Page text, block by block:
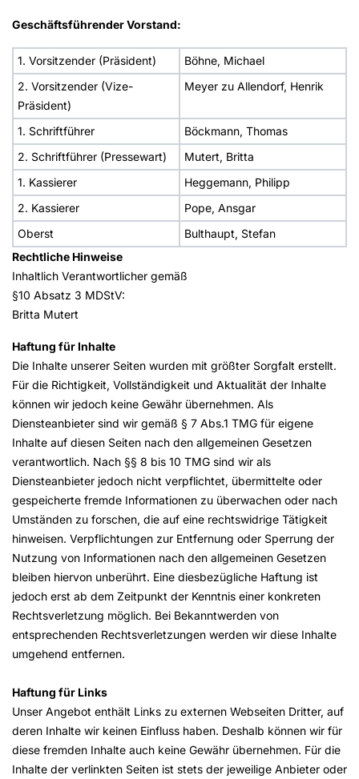
Geschäftsführender Vorstand:
1. Vorsitzender (Präsident)
Böhne, Michael
2. Vorsitzender (Vize-
Präsident)
Meyer zu Allendorf, Henrik
1. Schriftführer
Böckmann, Thomas
2. Schriftführer (Pressewart)
Mutert, Britta
1. Kassierer
Heggemann, Philipp
2. Kassierer
Pope, Ansgar
Oberst
Bulthaupt, Stefan
Rechtliche Hinweise
Inhaltlich Verantwortlicher gemäß
§10 Absatz 3 MDStV:
Britta Mutert
Haftung für Inhalte
Die Inhalte unserer Seiten wurden mit größter Sorgfalt erstellt.
Für die Richtigkeit, Vollständigkeit und Aktualität der Inhalte
können wir jedoch keine Gewähr übernehmen. Als
Diensteanbieter sind wir gemäß § 7 Abs.1 TMG für eigene
Inhalte auf diesen Seiten nach den allgemeinen Gesetzen
verantwortlich. Nach §§ 8 bis 10 TMG sind wir als
Diensteanbieter jedoch nicht verpflichtet, übermittelte oder
gespeicherte fremde Informationen zu überwachen oder nach
Umständen zu forschen, die auf eine rechtswidrige Tätigkeit
hinweisen. Verpflichtungen zur Entfernung oder Sperrung der
Nutzung von Informationen nach den allgemeinen Gesetzen
bleiben hiervon unberührt. Eine diesbezügliche Haftung ist
jedoch erst ab dem Zeitpunkt der Kenntnis einer konkreten
Rechtsverletzung möglich. Bei Bekanntwerden von
entsprechenden Rechtsverletzungen werden wir diese Inhalte
umgehend entfernen.
Haftung für Links
Unser Angebot enthält Links zu externen Webseiten Dritter, auf
deren Inhalte wir keinen Einfluss haben. Deshalb können wir für
diese fremden Inhalte auch keine Gewähr übernehmen. Für die
Inhalte der verlinkten Seiten ist stets der jeweilige Anbieter oder